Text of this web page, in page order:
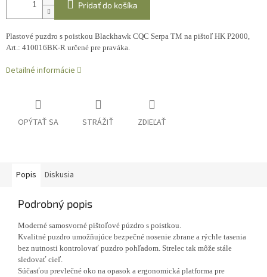
Pridať do košíka
Plastové puzdro s poistkou Blackhawk CQC Serpa TM na pištoľ HK P2000,
Art.: 410016BK-R určené pre praváka.
Detailné informácie
OPÝTAŤ SA STRÁŽIŤ ZDIEĽAŤ
Popis Diskusia
Podrobný popis
Moderné samosvorné pištoľové púzdro s poistkou.
Kvalitné puzdro umožňujúce bezpečné nosenie zbrane a rýchle tasenia
bez nutnosti kontrolovať puzdro pohľadom. Strelec tak môže stále
sledovať cieľ.
Súčasťou prevlečné oko na opasok a ergonomická platforma pre